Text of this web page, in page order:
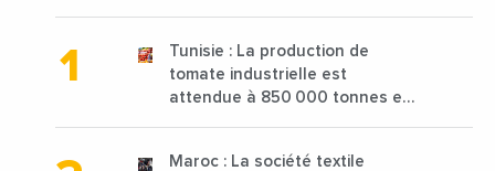
Tunisie : La production de
tomate industrielle est
attendue à 850 000 tonnes en
Maroc : La société textile